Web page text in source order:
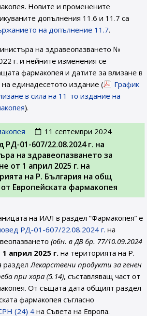
Новите и променените
допълнения 11.6 и 11.7 са
на допълнение 11.7.
на здравеопазването №
г. и нейните изменения се
фармакопея и датите за влизане в
на единадесетото издание (
График
в сила на 11-то издание на
).
11 септември 2024
РД-01-607/22.08.2024 г. на
на здравеопазването за
от 1 април 2025 г. на
на Р. България на общ
Европейската фармакопея
на ИАЛ в раздел “Фармакопея” е
РД-01-607/22.08.2024 г. на
(обн. в ДВ бр. 77/10.09.2024
април 2025 г.на територията на Р.
разделЛекарствени продукти за генен
при хора (5.14), съставляващ част от
От същата дата общият раздел
фармакопея съгласно
(24) 4на Съвета на Европа.